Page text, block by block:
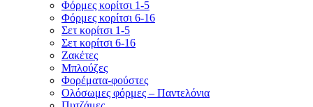
Φόρμες κορίτσι 1-5
Φόρμες κορίτσι 6-16
Σετ κορίτσι 1-5
Σετ κορίτσι 6-16
Ζακέτες
Μπλούζες
Φορέματα-φούστες
Ολόσωμες φόρμες – Παντελόνια